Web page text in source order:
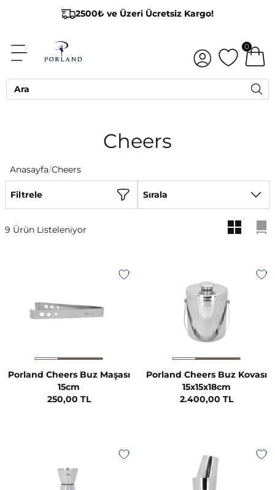
2500₺ ve Üzeri Ücretsiz Kargo!
0
Cheers
Anasayfa/Cheers
9 Ürün Listeleniyor
Filtrele Sırala
Porland Cheers Buz Maşası
15cm
250,00 TL
Porland Cheers Buz Kovası
15x15x18cm
2.400,00 TL